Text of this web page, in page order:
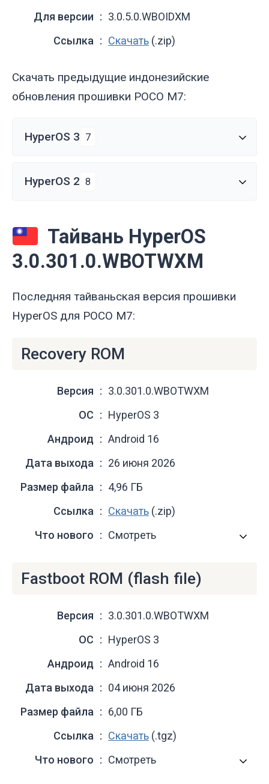
Для версии
3.0.5.0.WBOIDXM
Ссылка
Скачать (.zip)
Скачать предыдущие индонезийские
обновления прошивки POCO M7:
HyperOS 3 7
HyperOS 2 8
Тайвань HyperOS
3.0.301.0.WBOTWXM
Последняя тайваньская версия прошивки
HyperOS для POCO M7:
Recovery ROM
Версия
3.0.301.0.WBOTWXM
ОС
HyperOS 3
Андроид
Android 16
Дата выхода
26 июня 2026
Размер файла
4,96 ГБ
Ссылка
Скачать (.zip)
Что нового
Смотреть
Fastboot ROM (flash file)
Версия
3.0.301.0.WBOTWXM
ОС
HyperOS 3
Андроид
Android 16
Дата выхода
04 июня 2026
Размер файла
6,00 ГБ
Ссылка
Скачать (.tgz)
Что нового
Смотреть